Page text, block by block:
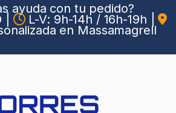
ayuda con tu pedido?
L-V: 9h-14h / 16h-19h
en Massamagrell